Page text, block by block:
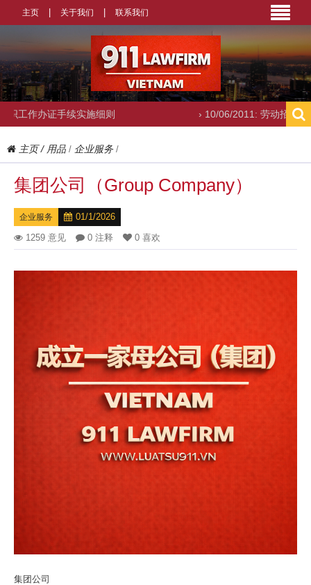
主页 关于我们 联系我们
实施细则 › 10/06/2011: 劳动招聘咨询
主页/ 用品 / 企业服务/
集团公司（Group Company）
企业服务
01/1/2026
1259 意见
0 注释 0 喜欢
集团公司